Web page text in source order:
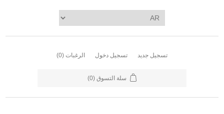
تسجيل جديد تسجيل دخول الرغبات (0)
سلة التسوق (0)